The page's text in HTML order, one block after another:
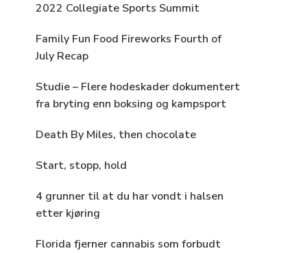
2022 Collegiate Sports Summit
Family Fun Food Fireworks Fourth of
July Recap
Studie – Flere hodeskader dokumentert
fra bryting enn boksing og kampsport
Death By Miles, then chocolate
Start, stopp, hold
4 grunner til at du har vondt i halsen
etter kjøring
Florida fjerner cannabis som forbudt